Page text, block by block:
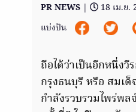
PR NEWS |
18 เม.ย.
แบ่งปัน
ถือได้ว่าเป็นอีกหนึ่ง
กรุงธนบุรี หรือ สมเ
กำลังรวบรวมไพร่พ